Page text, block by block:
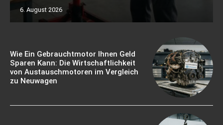
6. August 2026
Wie Ein Gebrauchtmotor Ihnen Geld
Sparen Kann: Die Wirtschaftlichkeit
von Austauschmotoren im Vergleich
zu Neuwagen